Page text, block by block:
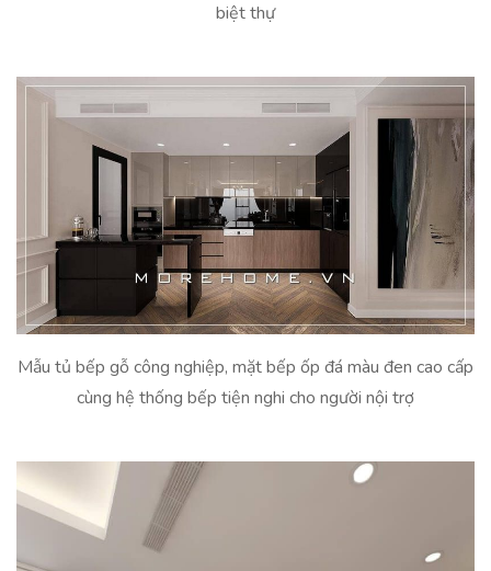
biệt thự
Mẫu tủ bếp gỗ công nghiệp, mặt bếp ốp đá màu đen cao cấp
cùng hệ thống bếp tiện nghi cho người nội trợ